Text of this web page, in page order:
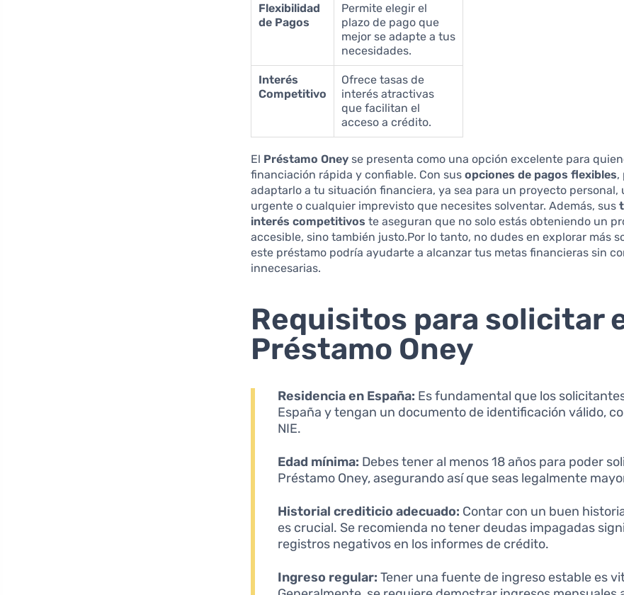
Flexibilidad
de Pagos
Permite elegir el
plazo de pago que
mejor se adapte a tus
necesidades.
Interés
Competitivo
Ofrece tasas de
interés atractivas
que facilitan el
acceso a crédito.
El Préstamo Oney se presenta como una opción excelente para
financiación rápida y confiable. Con susopciones de pagos flexibles,
adaptarlo a tu situación financiera, ya sea para un proyecto personal,
urgente o cualquier imprevisto que necesites solventar. Además, sus
interés competitivos te aseguran que no solo estás obteniendo un
accesible, sino también justo.Por lo tanto, no dudes en explorar más
este préstamo podría ayudarte a alcanzar tus metas financieras sin
innecesarias.
Requisitos para solicitar
Préstamo Oney
Residencia en España: Es fundamental que los
España y tengan un documento de identificación válido,
NIE.
Edad mínima: Debes tener al menos 18 años para poder
Préstamo Oney, asegurando así que seas legalmente
Historial crediticio adecuado: Contar con un buen
es crucial. Se recomienda no tener deudas impagadas
registros negativos en los informes de crédito.
Ingreso regular: Tener una fuente de ingreso estable es